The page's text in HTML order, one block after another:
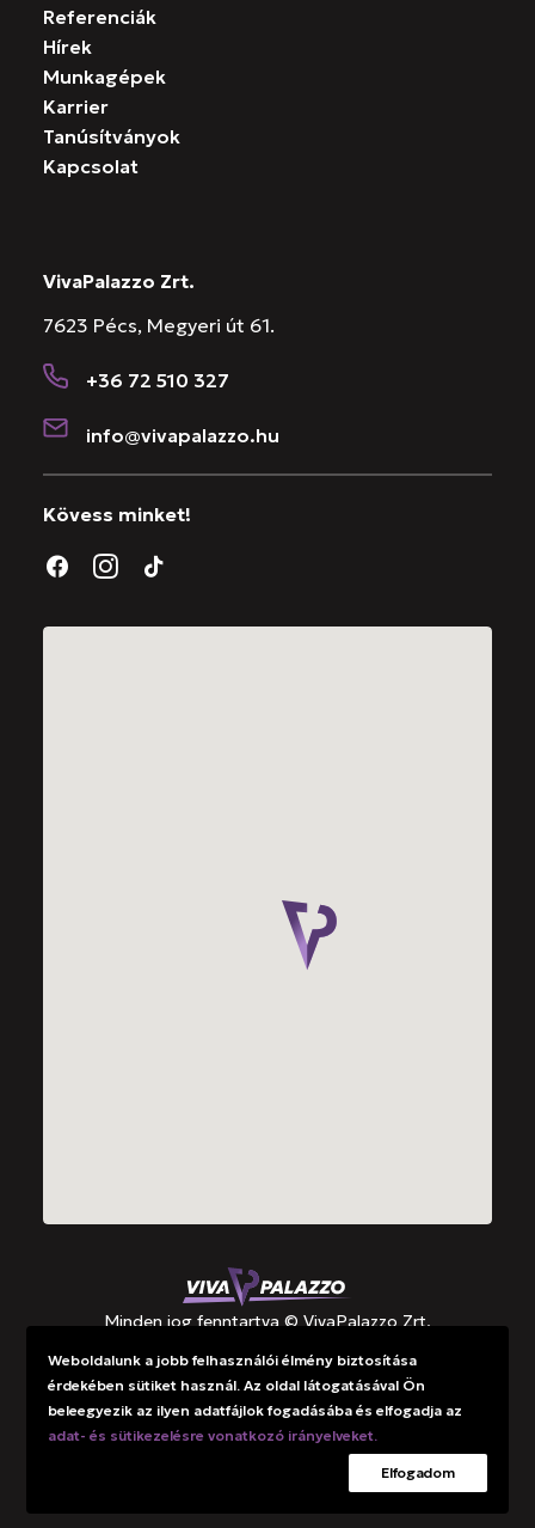
Referenciák
Hírek
Munkagépek
Karrier
Tanúsítványok
Kapcsolat
VivaPalazzo Zrt.
7623 Pécs, Megyeri út 61.
+36 72 510 327
info@vivapalazzo.hu
Kövess minket!
Minden jog fenntartva © VivaPalazzo Zrt.
Támogatások
Adatkezelési tájékoztató
Weboldalunk a jobb felhasználói élmény biztosítása
érdekében sütiket használ. Az oldal látogatásával Ön
beleegyezik az ilyen adatfájlok fogadásába és elfogadja az
adat- és sütikezelésre vonatkozó irányelveket.
Elfogadom